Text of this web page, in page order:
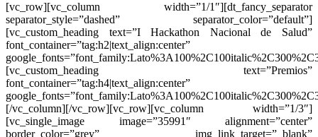
[vc_row][vc_column width=”1/1″][dt_fancy_separator
separator_style=”dashed” separator_color=”default”]
[vc_custom_heading text=”I Hackathon Nacional de Salud”
font_container=”tag:h2|text_align:center”
[vc_custom_heading text=”Premios”
font_container=”tag:h4|text_align:center”
[/vc_column][/vc_row][vc_row][vc_column width=”1/3″]
[vc_single_image image=”35991″ alignment=”center”
border_color=”grey” img_link_target=”_blank”